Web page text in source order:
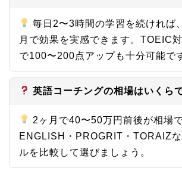
毎日2〜3時間の学習を続ければ
月で効果を実感できます。TOEIC
で100〜200点アップも十分可能で
英語コーチングの相場はいくら
2ヶ月で40〜50万円前後が相場
ENGLISH・PROGRIT・TORAIZ
ルを比較して選びましょう。